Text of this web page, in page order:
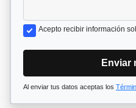
Acepto recibir información
Enviar
Al enviar tus datos aceptas los